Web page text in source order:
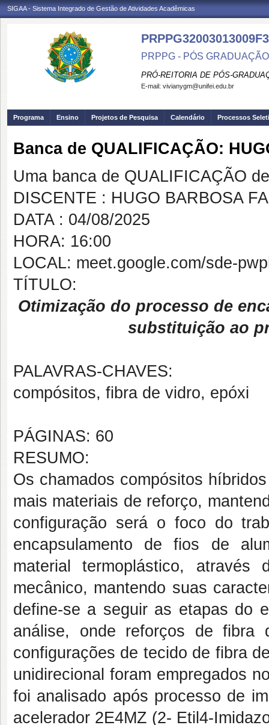
SIGAA - Sistema Integrado de Gestão de Atividades Acadêmicas
PRPPG32003013009F3
PRPPG - PÓS
PRÓ-REITORIA DE PÓS-
E-mail: vivianygm@unifei.edu.br
Programa Ensino Projetos de Pesquisa Calendário Processos
Banca de QUALIFICAÇÃO:
Uma banca de QUALIFICAÇÃO
DISCENTE : HUGO BARBOSA
DATA : 04/08/2025
HORA: 16:00
LOCAL: meet.google.com/sde-
TÍTULO:
Otimização do processo de
substituição ao
PALAVRAS-CHAVES:
compósitos, fibra de vidro, epóxi
PÁGINAS: 60
RESUMO:
Os chamados compósitos
mais materiais de reforço,
configuração será o foco do
encapsulamento de fios de
material termoplástico,
mecânico, mantendo suas
define-se a seguir as etapas do
análise, onde reforços de
configurações de tecido de fibra
unidirecional foram empregados
foi analisado após processo de
acelerador 2E4MZ (2- Etil4-